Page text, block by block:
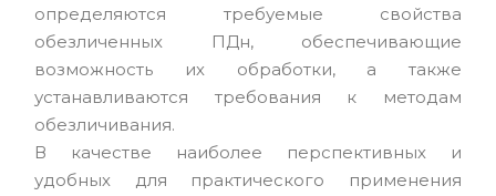
определяются требуемые свойства
обезличенных ПДн, обеспечивающие
возможность их обработки, а также
устанавливаются требования к методам
обезличивания.
В качестве наиболее перспективных и
удобных для практического применения